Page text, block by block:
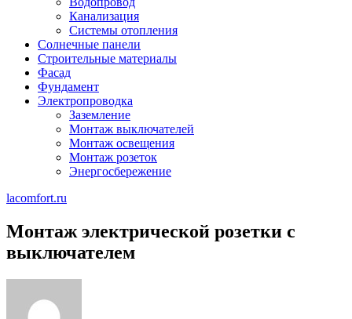
Канализация
Системы отопления
Солнечные панели
Строительные материалы
Фасад
Фундамент
Электропроводка
Заземление
Монтаж выключателей
Монтаж освещения
Монтаж розеток
Энергосбережение
lacomfort.ru
Монтаж электрической розетки с
выключателем